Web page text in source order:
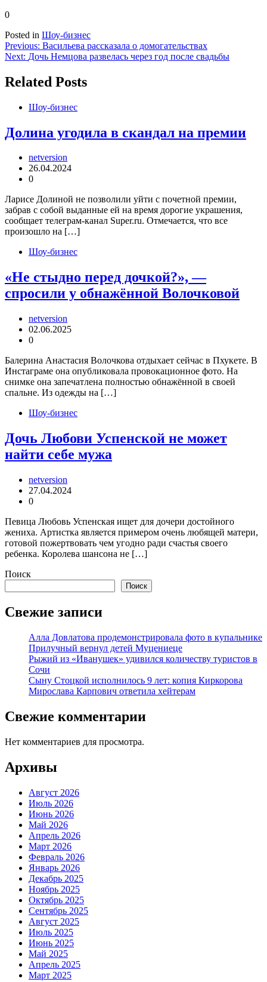
0
Posted in Шоу-бизнес
Навигация
по
записям
Previous: Васильева рассказала о домогательствах
Next: Дочь Немцова развелась через год после свадьбы
Related Posts
Шоу-бизнес
Долина угодила в скандал на премии
netversion
26.04.2024
0
Ларисе Долиной не позволили уйти с почетной премии,
забрав с собой выданные ей на время дорогие украшения,
сообщает телеграм-канал Super.ru. Отмечается, что все
произошло на […]
Шоу-бизнес
«Не стыдно перед дочкой?», —
спросили у обнажённой Волочковой
netversion
02.06.2025
0
Балерина Анастасия Волочкова отдыхает сейчас в Пхукете. В
Инстаграме она опубликовала провокационное фото. На
снимке она запечатлена полностью обнажённой в своей
спальне. Из одежды на […]
Шоу-бизнес
Дочь Любови Успенской не может
найти себе мужа
netversion
27.04.2024
0
Певица Любовь Успенская ищет для дочери достойного
жениха. Артистка является примером очень любящей матери,
готовой пожертвовать чем угодно ради счастья своего
ребенка. Королева шансона не […]
Поиск
Поиск
Свежие записи
Алла Довлатова продемонстрировала фото в купальнике
Прилучный вернул детей Муцениеце
Рыжий из «Иванушек» удивился количеству туристов в
Сочи
Сыну Стоцкой исполнилось 9 лет: копия Киркорова
Мирослава Карпович ответила хейтерам
Свежие комментарии
Нет комментариев для просмотра.
Архивы
Август 2026
Июль 2026
Июнь 2026
Май 2026
Апрель 2026
Март 2026
Февраль 2026
Январь 2026
Декабрь 2025
Ноябрь 2025
Октябрь 2025
Сентябрь 2025
Август 2025
Июль 2025
Июнь 2025
Май 2025
Апрель 2025
Март 2025